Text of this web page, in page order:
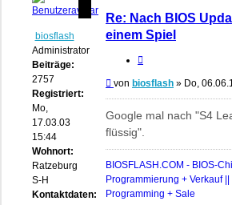
biosflash
Administrator
Beiträge:
2757
Registriert:
Mo,
17.03.03
15:44
Wohnort:
Ratzeburg,
S-H
Kontaktdaten:
Re: Nach BIOS
einem Spiel
Beitrag
von biosflash » Do,
Google mal nach "S4
flüssig".
BIOSFLASH.COM - BIOS-
Programmierung + Verkauf
Programming + Sale